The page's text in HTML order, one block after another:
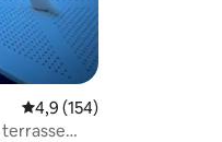
Évaluation moyenne sur la
4,9 (154)